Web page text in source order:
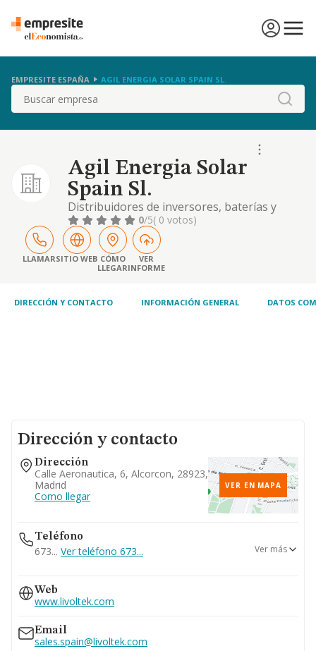
EMPRESITE ESPAÑA AGIL ENERGIA SOLAR SPAIN SL.
Buscar
Agil Energia Solar
Spain Sl.
Distribuidores de inversores, baterías y
cargadores de vehículos eléctricos.
0/5( 0 votos)
LLAMARSITIO WEB CÓMO
LLEGAR
VER
INFORME
DIRECCIÓN Y CONTACTO INFORMACIÓN GENERAL DATOS
Dirección y contacto
Dirección
Calle Aeronautica, 6, Alcorcon, 28923,
Madrid
Como llegar
VER EN MAPA
Teléfono
673... Ver teléfono 673...
610...
Ver teléfono 610...
Ver más
Web
www.livoltek.com
Email
sales.spain@livoltek.com